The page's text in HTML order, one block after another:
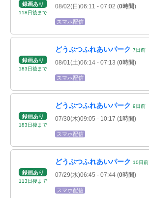
録画あり
118日後 まで
08/02(日)06:11 - 07:02 (0時間)
スマホ配信
録画あり
183日後 まで
どうぶつふれあいパーク 7日前
08/01(土)06:14 - 07:13 (0時間)
スマホ配信
録画あり
183日後 まで
どうぶつふれあいパーク 9日前
07/30(木)09:05 - 10:17 (1時間)
スマホ配信
録画あり
113日後 まで
どうぶつふれあいパーク 10日前
07/29(水)06:45 - 07:44 (0時間)
スマホ配信